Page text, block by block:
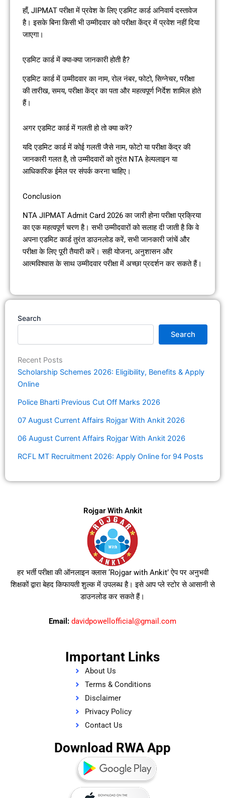
हाँ, JIPMAT परीक्षा में प्रवेश के लिए एडमिट कार्ड अनिवार्य दस्तावेज
है। इसके बिना किसी भी उम्मीदवार को परीक्षा केंद्र में प्रवेश नहीं दिया
जाएगा।
एडमिट कार्ड में क्या-क्या जानकारी होती है?
एडमिट कार्ड में उम्मीदवार का नाम, रोल नंबर, फोटो, सिग्नेचर, परीक्षा
की तारीख, समय, परीक्षा केंद्र का पता और महत्वपूर्ण निर्देश शामिल होते
हैं।
अगर एडमिट कार्ड में गलती हो तो क्या करें?
यदि एडमिट कार्ड में कोई गलती जैसे नाम, फोटो या परीक्षा केंद्र की
जानकारी गलत है, तो उम्मीदवारों को तुरंत NTA हेल्पलाइन या
आधिकारिक ईमेल पर संपर्क करना चाहिए।
Conclusion
NTA JIPMAT Admit Card 2026 का जारी होना परीक्षा प्रक्रिया
का एक महत्वपूर्ण चरण है। सभी उम्मीदवारों को सलाह दी जाती है कि वे
अपना एडमिट कार्ड तुरंत डाउनलोड करें, सभी जानकारी जांचें और
परीक्षा के लिए पूरी तैयारी करें। सही योजना, अनुशासन और
आत्मविश्वास के साथ उम्मीदवार परीक्षा में अच्छा प्रदर्शन कर सकते हैं।
Search
Search
Recent Posts
Scholarship Schemes 2026: Eligibility, Benefits & Apply
Online
Police Bharti Previous Cut Off Marks 2026
07 August Current Affairs Rojgar With Ankit 2026
06 August Current Affairs Rojgar With Ankit 2026
RCFL MT Recruitment 2026: Apply Online for 94 Posts
Rojgar With Ankit
हर भर्ती परीक्षा की ऑनलाइन क्लास ‘Rojgar with Ankit’ ऐप पर अनुभवी
शिक्षकों द्वारा बेहद किफायती शुल्क में उपलब्ध है। इसे आप प्ले स्टोर से आसानी से
डाउनलोड कर सकते हैं।
Email: davidpowellofficial@gmail.com
Important Links
About Us
Terms & Conditions
Disclaimer
Privacy Policy
Contact Us
Download RWA App